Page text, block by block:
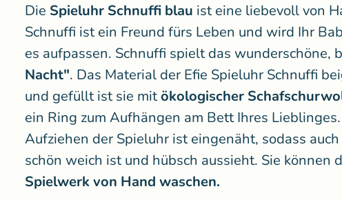
Die Spieluhr Schnuffi blau ist eine liebevoll von
Schnuffi ist ein Freund fürs Leben und wird Ihr
es aufpassen. Schnuffi spielt das wunderschöne,
Nacht". Das Material der Efie Spieluhr Schnuffi
und gefüllt ist sie mitökologischer
ein Ring zum Aufhängen am Bett Ihres
Aufziehen der Spieluhr ist eingenäht, sodass
schön weich ist und hübsch aussieht. Sie können
Spielwerk von Hand waschen.